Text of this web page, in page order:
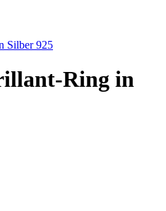
Silber 925
Ring in